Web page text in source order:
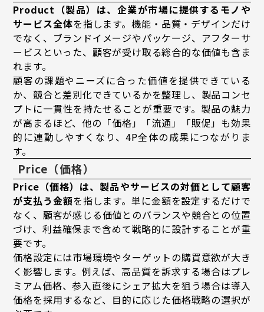
Product（製品）は、企業が市場に提供するモノや
サービス全体を指します。機能・品質・デザインだけ
でなく、ブランドイメージやパッケージ、アフターサ
ービスといった、顧客が受け取る総合的な価値も含ま
れます。
顧客の課題やニーズに合った価値を提供できている
か、競合と差別化できているかを整理し、製品コンセ
プトに一貫性を持たせることが重要です。製品の魅力
が高まるほど、他の「価格」「流通」「販促」も効果
的に連動しやすくなり、4P全体の成果につながりま
す。
Price（価格）
Price（価格）は、製品やサービスの対価として顧客
が支払う金額を指します。単に金額を設定するだけで
なく、顧客が感じる価値とのバランスや競合との位置
づけ、利益確保まで含めて戦略的に設計することが重
要です。
価格設定には市場環境やターゲットの購買意欲が大き
く影響します。例えば、高品質を訴求する場合はプレ
ミアム価格、参入直後にシェア拡大を狙う場合は導入
価格を採用するなど、目的に応じた価格戦略の選択が